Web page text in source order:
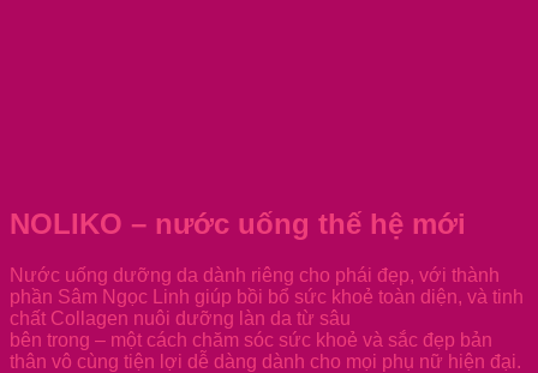
NOLIKO – nước uống thế hệ mới
Nước uống dưỡng da dành riêng cho phái đẹp, với thành
phần Sâm Ngọc Linh giúp bồi bổ sức khoẻ toàn diện, và tinh
chất Collagen nuôi dưỡng làn da từ sâu
bên trong – một cách chăm sóc sức khoẻ và sắc đẹp bản
thân vô cùng tiện lợi dễ dàng dành cho mọi phụ nữ hiện đại.